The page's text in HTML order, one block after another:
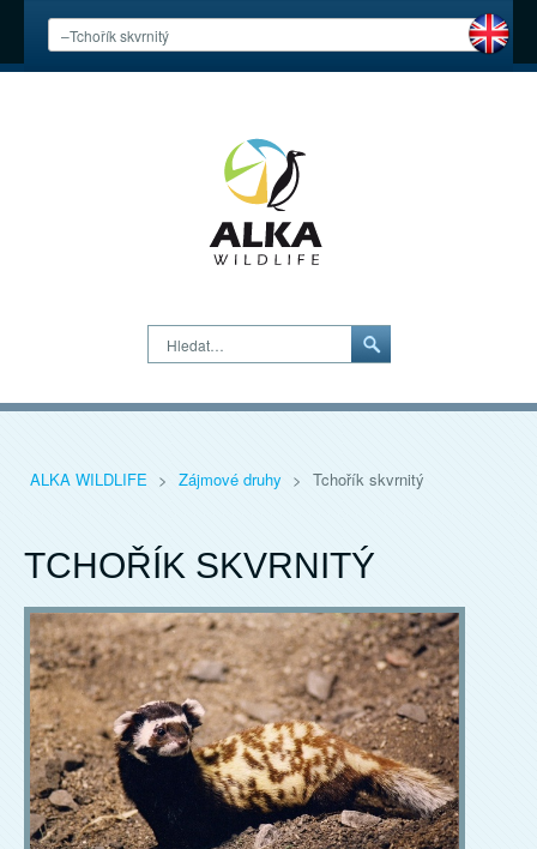
Hledat…
ALKA WILDLIFE > Zájmové druhy > Tchořík skvrnitý
TCHOŘÍK SKVRNITÝ